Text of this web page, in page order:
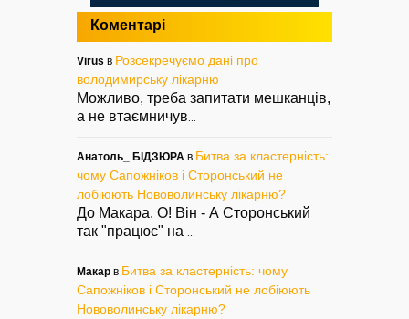
Коментарі
Virus в Розсекречуємо дані про
володимирську лікарню
Можливо, треба запитати мешканців,
а не втаємничув
Анатоль_ БІДЗЮРА в Битва за кластерність:
чому Сапожніков і Сторонський не
лобіюють Нововолинську лікарню?
До Макара. О! Він - А Сторонський
так "працює" на
Макар в Битва за кластерність: чому
Сапожніков і Сторонський не лобіюють
Нововолинську лікарню?